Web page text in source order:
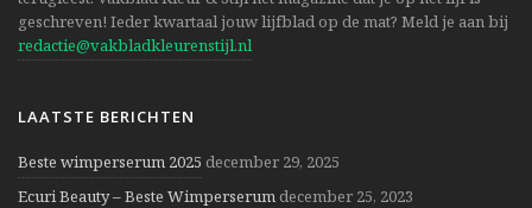
geschreven! Ieder kwartaal jouw lijfblad op de mat? Meld je aan bij
redactie@vakbladkleurenstijl.nl
LAATSTE BERICHTEN
Beste wimperserum 2025 december 29, 2025
Ecuri Beauty – Beste Wimperserum december 25, 2023